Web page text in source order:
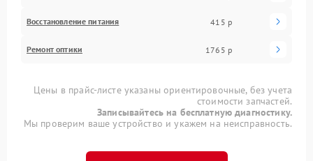
Восстановление питания 415 р
Ремонт оптики 1765 р
Цены в прайс-листе указаны ориентировочные, без учета
стоимости запчастей.
Записывайтесь на бесплатную диагностику.
Мы проверим ваше устройство и укажем на неисправность.